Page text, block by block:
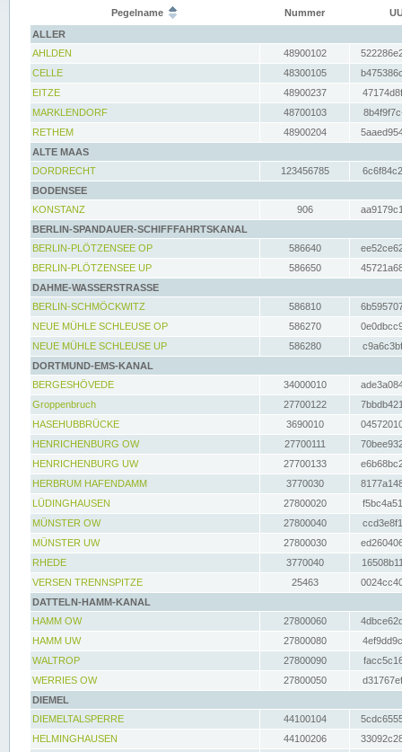
Pegelname Nummer
ALLER
AHLDEN
48900102
CELLE
48300105
EITZE
48900237
MARKLENDORF
48700103
RETHEM
48900204
ALTE MAAS
DORDRECHT
123456785
BODENSEE
KONSTANZ
906
BERLIN-SPANDAUER-SCHIFFFAHRTSKANAL
BERLIN-PLÖTZENSEE OP
586640
BERLIN-PLÖTZENSEE UP
586650
DAHME-WASSERSTRASSE
BERLIN-SCHMÖCKWITZ
586810
NEUE MÜHLE SCHLEUSE OP
586270
NEUE MÜHLE SCHLEUSE UP
586280
DORTMUND-EMS-KANAL
BERGESHÖVEDE
34000010
Groppenbruch
27700122
HASEHUBBRÜCKE
3690010
HENRICHENBURG OW
27700111
HENRICHENBURG UW
27700133
HERBRUM HAFENDAMM
3770030
LÜDINGHAUSEN
27800020
MÜNSTER OW
27800040
MÜNSTER UW
27800030
RHEDE
3770040
VERSEN TRENNSPITZE
25463
DATTELN-HAMM-KANAL
HAMM OW
27800060
HAMM UW
27800080
WALTROP
27800090
WERRIES OW
27800050
DIEMEL
DIEMELTALSPERRE
44100104
HELMINGHAUSEN
44100206